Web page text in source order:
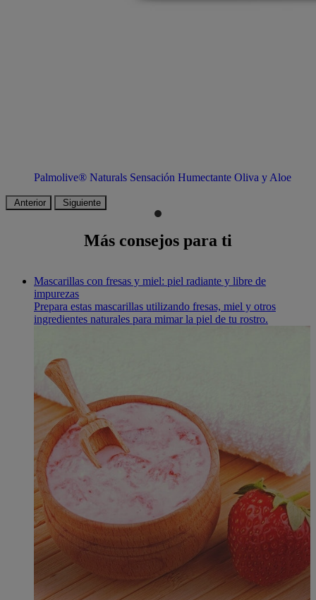
Palmolive® Naturals Sensación Humectante Oliva y Aloe
Anterior Siguiente
Más consejos para ti
Mascarillas con fresas y miel: piel radiante y libre de
impurezas
Prepara estas mascarillas utilizando fresas, miel y otros
ingredientes naturales para mimar la piel de tu rostro.